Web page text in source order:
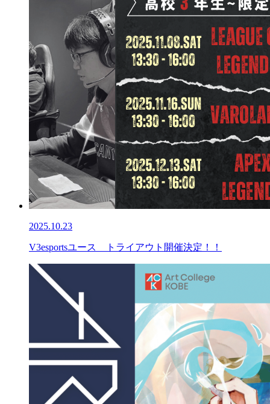
2025.10.23
V3esportsユース トライアウト開催決定！！